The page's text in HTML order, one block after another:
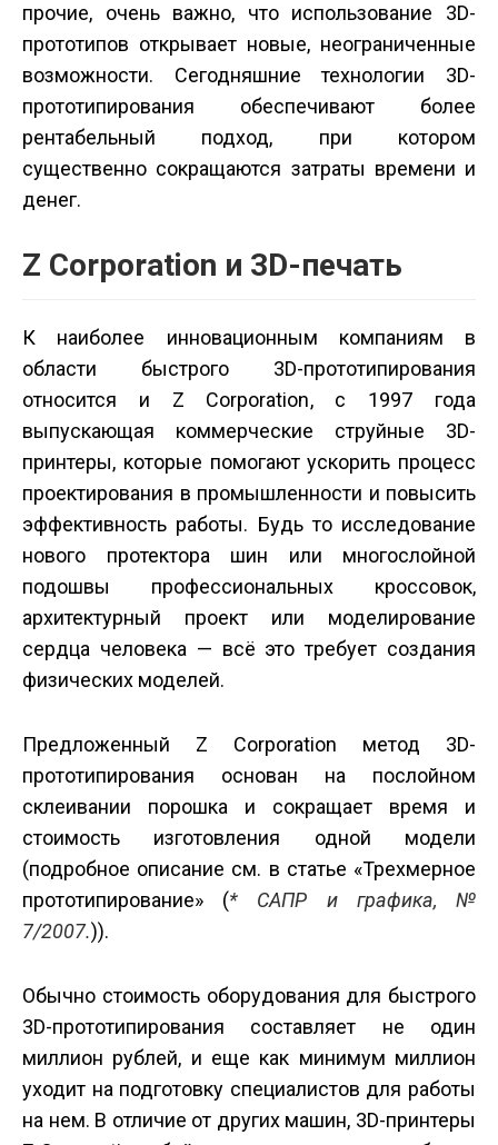
прочие, очень важно, что использование 3D-
прототипов открывает новые, неограниченные
возможности. Сегодняшние технологии 3D-
прототипирования обеспечивают более
рентабельный подход, при котором
существенно сокращаются затраты времени и
денег.
Z Corporation и 3D-печать
К наиболее инновационным компаниям в
области быстрого 3D-прототипирования
относится и Z Corporation, с 1997 года
выпускающая коммерческие струйные 3D-
принтеры, которые помогают ускорить процесс
проектирования в промышленности и повысить
эффективность работы. Будь то исследование
нового протектора шин или многослойной
подошвы профессиональных кроссовок,
архитектурный проект или моделирование
сердца человека — всё это требует создания
физических моделей.
Предложенный Z Corporation метод 3D-
прототипирования основан на послойном
склеивании порошка и сокращает время и
стоимость изготовления одной модели
(подробное описание см. в статье «Трехмерное
прототипирование» (* САПР и графика, №
7/2007.)).
Обычно стоимость оборудования для быстрого
3D-прототипирования составляет не один
миллион рублей, и еще как минимум миллион
уходит на подготовку специалистов для работы
на нем. В отличие от других машин, 3D-принтеры